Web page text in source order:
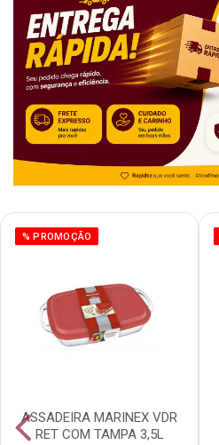
% PROMOÇÃO
ASSADEIRA MARINEX VDR
RET COM TAMPA 3,5L